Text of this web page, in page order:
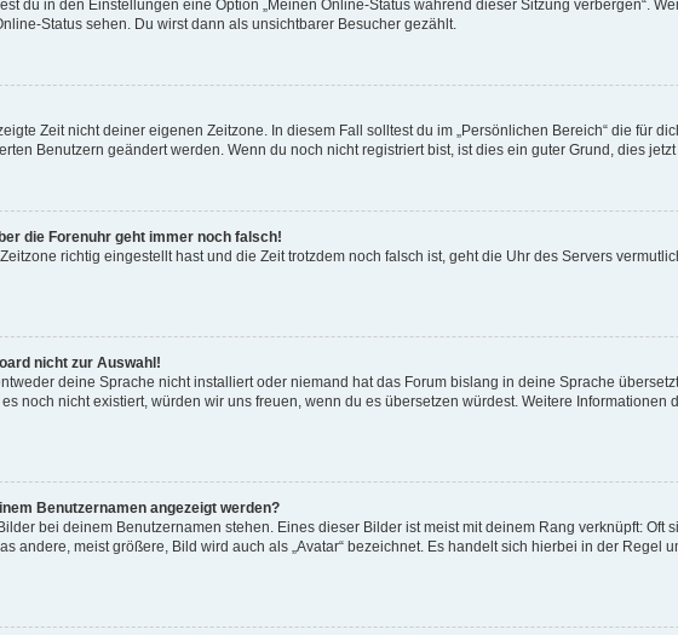
du in den Einstellungen eine Option „Meinen Online-Status während dieser Sitzung verbergen“.
Status sehen. Du wirst dann als unsichtbarer Besucher gezählt.
Zeit nicht deiner eigenen Zeitzone. In diesem Fall solltest du im „Persönlichen Bereich“ die für
Benutzern geändert werden. Wenn du noch nicht registriert bist, ist dies ein guter Grund, dies jetzt
die Forenuhr geht immer noch falsch!
richtig eingestellt hast und die Zeit trotzdem noch falsch ist, geht die Uhr des Servers
nicht zur Auswahl!
deine Sprache nicht installiert oder niemand hat das Forum bislang in deine Sprache
noch nicht existiert, würden wir uns freuen, wenn du es übersetzen würdest. Weitere Informationen
Benutzernamen angezeigt werden?
bei deinem Benutzernamen stehen. Eines dieser Bilder ist meist mit deinem Rang verknüpft:
andere, meist größere, Bild wird auch als „Avatar“ bezeichnet. Es handelt sich hierbei in der Regel